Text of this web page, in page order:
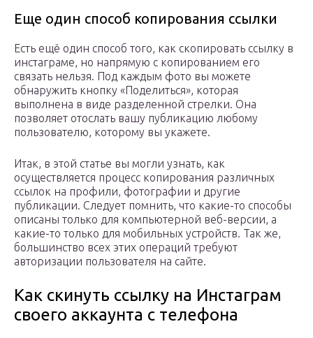
Еще один способ копирования ссылки
Есть ещё один способ того, как скопировать ссылку в
инстаграме, но напрямую с копированием его
связать нельзя. Под каждым фото вы можете
обнаружить кнопку «Поделиться», которая
выполнена в виде разделенной стрелки. Она
позволяет отослать вашу публикацию любому
пользователю, которому вы укажете.
Итак, в этой статье вы могли узнать, как
осуществляется процесс копирования различных
ссылок на профили, фотографии и другие
публикации. Следует помнить, что какие-то способы
описаны только для компьютерной веб-версии, а
какие-то только для мобильных устройств. Так же,
большинство всех этих операций требуют
авторизации пользователя на сайте.
Как скинуть ссылку на Инстаграм
своего аккаунта c телефона